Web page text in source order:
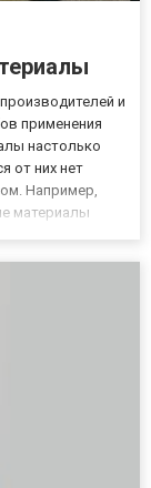
и
применения
настолько
от них нет
Например,
материалы